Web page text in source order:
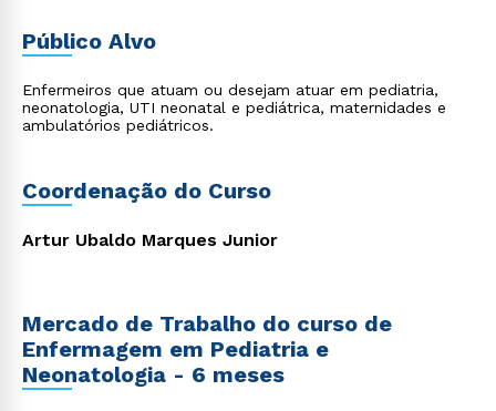
Público Alvo
Enfermeiros que atuam ou desejam atuar em pediatria,
neonatologia, UTI neonatal e pediátrica, maternidades e
ambulatórios pediátricos.
Coordenação do Curso
Artur Ubaldo Marques Junior
Mercado de Trabalho do curso de
Enfermagem em Pediatria e
Neonatologia - 6 meses